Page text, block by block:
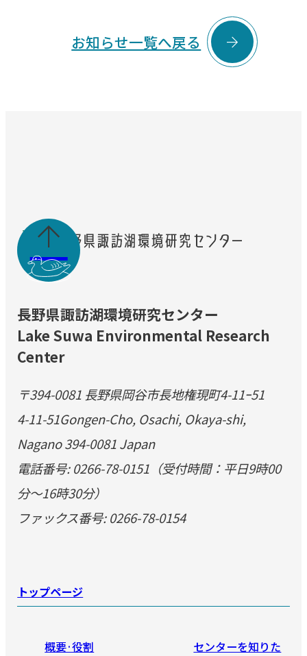
お知らせ一覧へ戻る 

長野県諏訪湖環境研究センター
Lake Suwa Environmental Research
Center
〒394-0081 長野県岡谷市長地権現町4-11ｰ51
4-11-51Gongen-Cho, Osachi, Okaya-shi,
Nagano 394-0081 Japan
電話番号: 0266-78-0151（受付時間：平日9時00
分～16時30分）
ファックス番号: 0266-78-0154
トップページ
概要·役割
センターを知りた